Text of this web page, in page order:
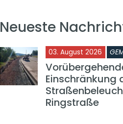
Neueste
03. August 2026
Einschränkung
Ringstraße